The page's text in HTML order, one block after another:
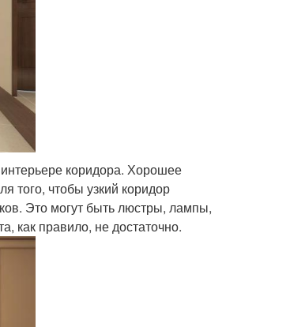
коридора. Хорошее
того, чтобы узкий коридор
Это могут быть люстры, лампы,
как правило, не достаточно.